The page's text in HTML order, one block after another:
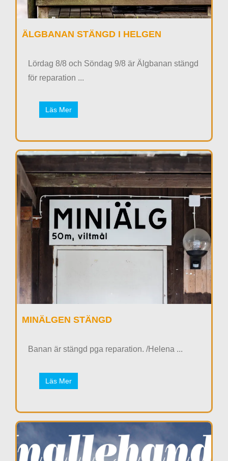
ÄLGBANAN STÄNGD I HELGEN
Lördag 8/8 och Söndag 9/8 är Älgbanan stängd
för reparation ...
Läs Mer
MINÄLGEN STÄNGD
Banan är stängd pga reparation. /Helena ...
Läs Mer